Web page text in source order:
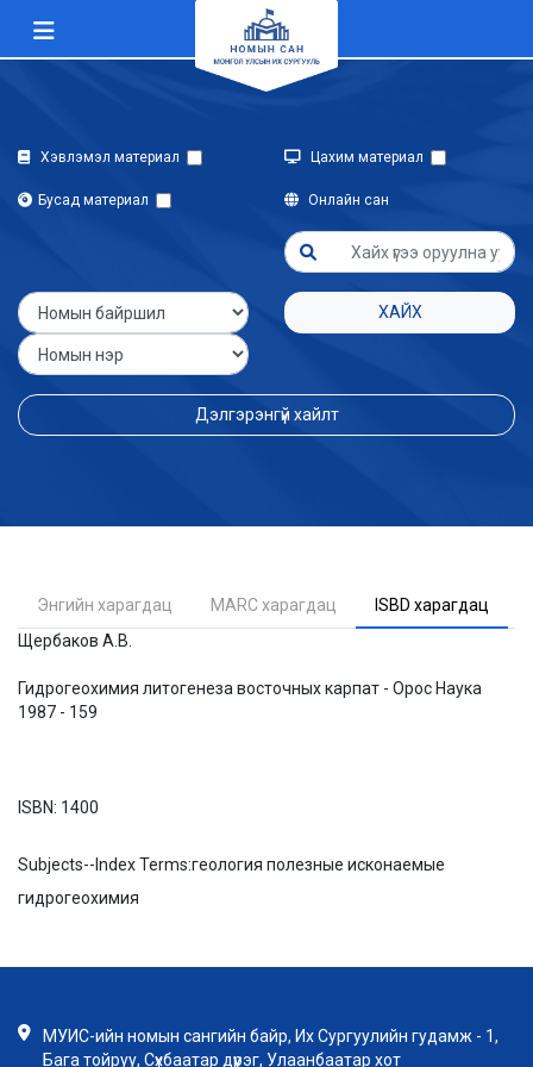
Хэвлэмэл материал Цахим материал
Бусад материал Онлайн сан
ХАЙХ
Дэлгэрэнгүй хайлт
Энгийн харагдац MARC харагдац
ISBD харагдац
Щербаков А.В.
Гидрогеохимия литогенеза восточных карпат - Орос Наука
1987 - 159
ISBN: 1400
Subjects--Index Terms:геология полезные исконаемые
гидрогеохимия
МУИС-ийн номын сангийн байр, Их Сургуулийн гудамж - 1,
Бага тойруу, Сүхбаатар дүүрэг, Улаанбаатар хот